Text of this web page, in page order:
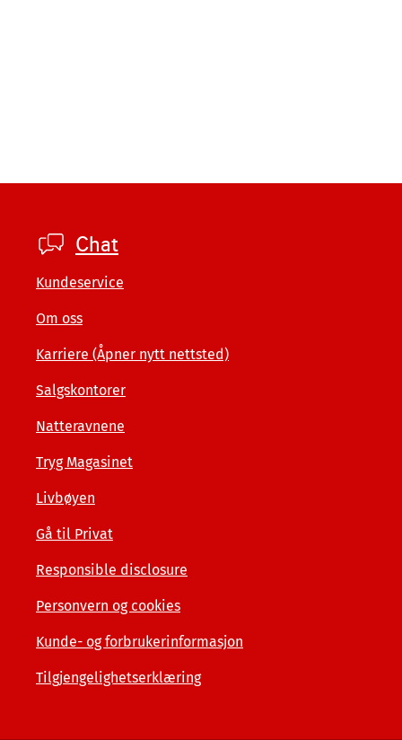
Footer
company
Chat
Kundeservice
Om oss
Karriere (Åpner nytt nettsted)
Salgskontorer
Natteravnene
Tryg Magasinet
Livbøyen
Gå til Privat
Responsible disclosure
Personvern og cookies
Kunde- og forbrukerinformasjon
Tilgjengelighetserklæring